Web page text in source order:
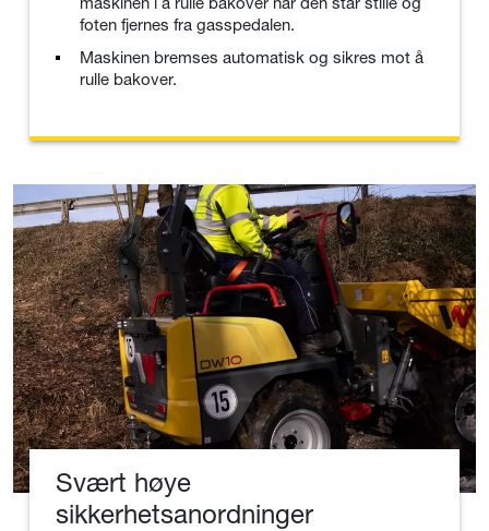
foten fjernes fra gasspedalen.
Maskinen bremses automatisk og sikres mot å
rulle bakover.
Svært høye
sikkerhetsanordninger